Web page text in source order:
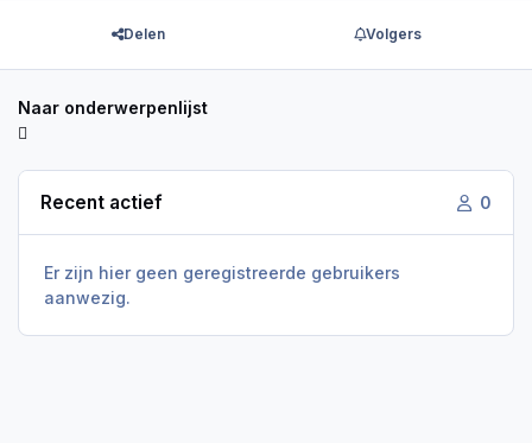
Delen Volgers
Naar onderwerpenlijst
Recent actief 0
Er zijn hier geen geregistreerde gebruikers
aanwezig.